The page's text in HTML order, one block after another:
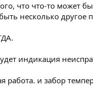
что что-то может
несколько другое
индикация
работа. и забор